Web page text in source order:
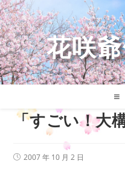
コ
ン
テ
ン
ツ
へ
ス
花咲
「すごい！大
投 2007 年 10 月 2 日